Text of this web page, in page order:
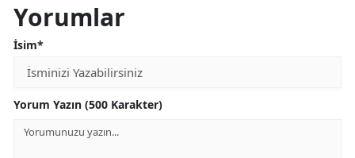
Yorumlar
İsim*
Yorum Yazın (500 Karakter)